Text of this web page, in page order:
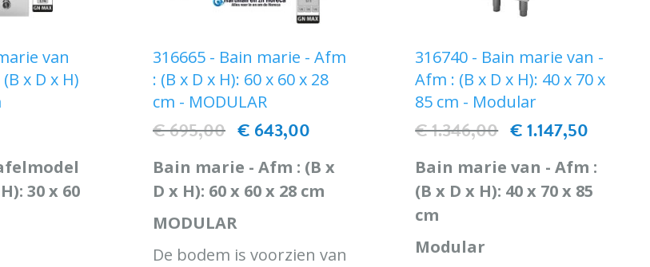
van
x D x H)
30 x 60
316665 - Bain marie - Afm
: (B x D x H): 60 x 60 x 28
cm - MODULAR
€ 643,00
€ 695,00
Bain marie - Afm : (B x
D x H): 60 x 60 x 28 cm
MODULAR
De bodem is voorzien van
316740 - Bain marie van -
Afm : (B x D x H): 40 x 70 x
85 cm - Modular
€ 1.147,50
€ 1.346,00
Bain marie van - Afm :
(B x D x H): 40 x 70 x 85
cm
Modular